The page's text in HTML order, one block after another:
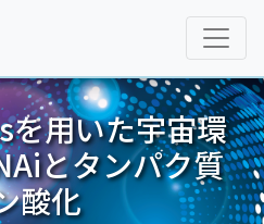
を用いた宇宙環
とタンパク質
酸化